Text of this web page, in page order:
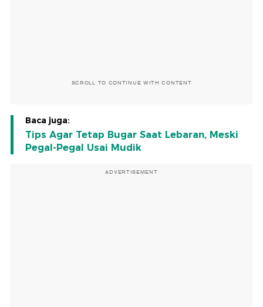
SCROLL TO CONTINUE WITH CONTENT
Baca juga:
Tips Agar Tetap Bugar Saat Lebaran, Meski
Pegal-Pegal Usai Mudik
ADVERTISEMENT